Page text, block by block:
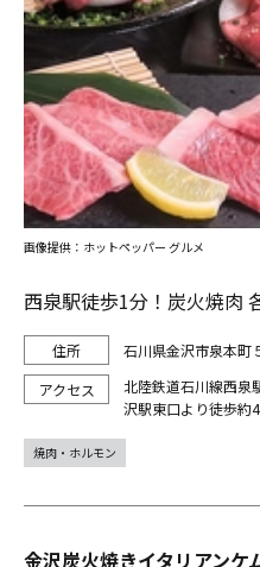
西泉駅徒歩1分！炭火焼肉
石川県金沢市泉本町
北陸鉄道石川線西泉
沢駅東口より徒歩約
画像提供：ホットペッパー グルメ
焼肉・ホルモン
金沢炭火焼きイタリアンケ